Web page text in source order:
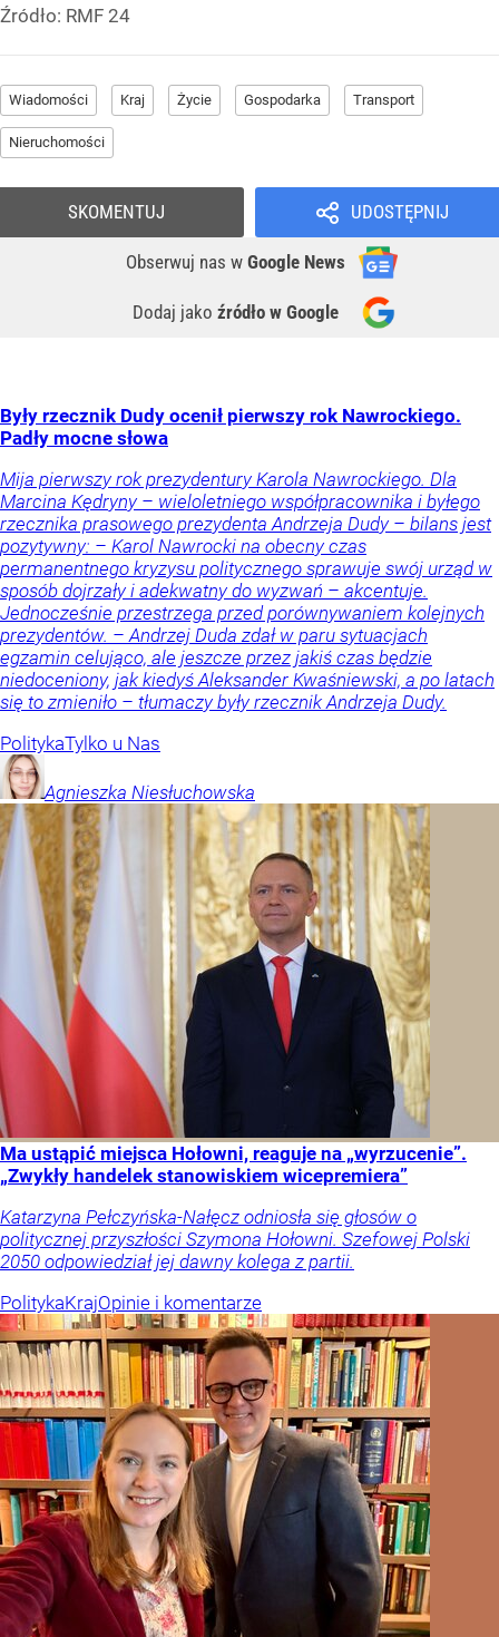
Źródło: RMF 24
Wiadomości Kraj Życie Gospodarka Transport
Nieruchomości
UDOSTĘPNIJ
Obserwuj nas w Google News
Dodaj jako źródło w Google
SKOMENTUJ
Były rzecznik Dudy ocenił pierwszy rok Nawrockiego.
Padły mocne słowa
Mija pierwszy rok prezydentury Karola Nawrockiego. Dla
Marcina Kędryny – wieloletniego współpracownika i byłego
rzecznika prasowego prezydenta Andrzeja Dudy – bilans jest
pozytywny: – Karol Nawrocki na obecny czas
permanentnego kryzysu politycznego sprawuje swój urząd w
sposób dojrzały i adekwatny do wyzwań – akcentuje.
Jednocześnie przestrzega przed porównywaniem kolejnych
prezydentów. – Andrzej Duda zdał w paru sytuacjach
egzamin celująco, ale jeszcze przez jakiś czas będzie
niedoceniony, jak kiedyś Aleksander Kwaśniewski, a po latach
się to zmieniło – tłumaczy były rzecznik Andrzeja Dudy.
PolitykaTylko u Nas
Agnieszka Niesłuchowska
Ma ustąpić miejsca Hołowni, reaguje na „wyrzucenie”.
„Zwykły handelek stanowiskiem wicepremiera”
Katarzyna Pełczyńska-Nałęcz odniosła się głosów o
politycznej przyszłości Szymona Hołowni. Szefowej Polski
2050 odpowiedział jej dawny kolega z partii.
PolitykaKrajOpinie i komentarze